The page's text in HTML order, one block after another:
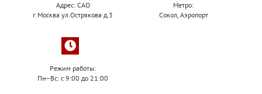
Адрес: САО
г. Москва ул.Острякова д.3
Метро:
Сокол, Аэропорт
Режим работы:
Пн–Вс: с 9:00 до 21:00